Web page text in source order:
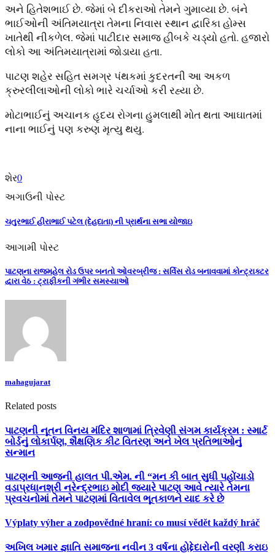
અને હિતેશભાઈ છે. જેમાં બે દીકરાઓ તેમને ગુમાવ્યા છે. બંને
ભાઈઓની અંતિમયાત્રા તેમના નિવાસ સ્થાન દ્વારિકા હોમ્સ
ખાતેથી નીકળેલ. જેમાં પાટીદાર સમાજ હીબકે ચડ્યો હતો. હજારો
લોકો આ અંતિમયાત્રામાં જોડાયા હતા.
પાટણ શહેર સહિત સમગ્ર પંથકમાં કુદરતની આ અકળ
ક્રુરલીલાઓની લોકો ભારે ચર્ચાઓ કરી રહ્યા છે.
મોટાભાઈનું અચાનક હૃદય રોગના હુમલાથી મોત થતા આઘાતમાં
નાના ભાઈનું પણ કરુણ મૃત્યુ થયુ.
શેર0
અગાઉની પોસ્ટ
ચતુરભાઈ હીરાભાઈ પટેલ (દેહદાતા) ની પ્રાર્થના સભા યોજાઇ
આગામી પોસ્ટ
પાટણના રાજમહેલ રોડ ઉપર બનતો ઓવરબ્રીજ : સર્વિસ રોડ બનાવવામાં કોન્ટ્રાક્ટર
દ્વારા વેઠ : ટ્રાફીકની ગંભીર સમસ્યાઓ
mahagujarat
Related posts
પાટણની નૂતન વિનય મંદિર શાળામાં ત્રિવેણી સંગમ કાર્યક્રમ : સ્માર્ટ
બોર્ડનું લોકાર્પણ, શૈક્ષણિક કીટ વિતરણ અને ખેલ પ્રતિભાઓનું
સન્માન
પાટણની આજની હાલત પી.એમ. ની “મન કી બાત સુધી પહોંચાડો
વડાપ્રધાનશ્રી નરેન્દ્રભાઇ મોદી જ્યારે પાટણ આવે ત્યારે તેમના
પ્રવચનોમાં તેમને પાટણમાં વિતાવેલ ભૂતકાળને યાદ કરે છે
Výplaty výher a zodpovědné hraní: co musí vědět každý hráč
અખિલ ખમાર જ્ઞાતિ સમાજના નવીન 3 વર્ષના હોદ્દેદારોની વરણી કરાઇ